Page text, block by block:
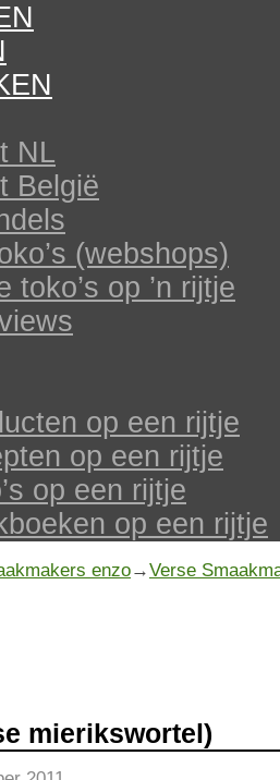
NL
België
(webshops)
toko’s op ’n rijtje
op een rijtje
op een rijtje
op een rijtje
op een rijtje
enzo→Verse
mierikswortel)